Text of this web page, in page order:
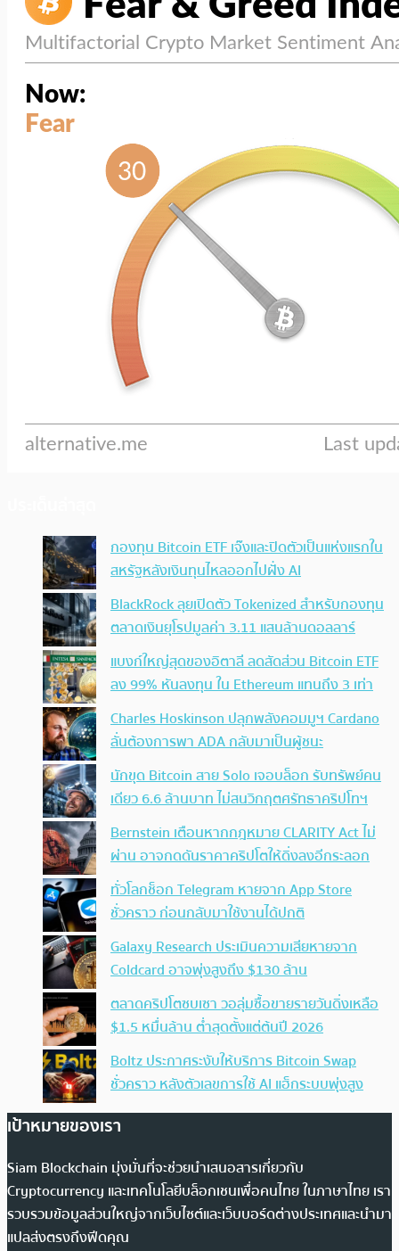
กองทุน Bitcoin ETF เจ๊งและปิดตัวเป็นแห่งแรกใน
สหรัฐหลังเงินทุนไหลออกไปฝั่ง AI
BlackRock ลุยเปิดตัว Tokenized สำหรับกองทุน
ตลาดเงินยุโรปมูลค่า 3.11 แสนล้านดอลลาร์
แบงก์ใหญ่สุดของอิตาลี ลดสัดส่วน Bitcoin ETF
ลง 99% หันลงทุน ใน Ethereum แทนถึง 3 เท่า
Charles Hoskinson ปลุกพลังคอมมูฯ Cardano
ลั่นต้องการพา ADA กลับมาเป็นผู้ชนะ
นักขุด Bitcoin สาย Solo เจอบล็อก รับทรัพย์คน
เดียว 6.6 ล้านบาท ไม่สนวิกฤตศรัทธาคริปโทฯ
Bernstein เตือนหากกฎหมาย CLARITY Act ไม่
ผ่าน อาจกดดันราคาคริปโตให้ดิ่งลงอีกระลอก
ทั่วโลกช็อก Telegram หายจาก App Store
ชั่วคราว ก่อนกลับมาใช้งานได้ปกติ
Galaxy Research ประเมินความเสียหายจาก
Coldcard อาจพุ่งสูงถึง $130 ล้าน
ตลาดคริปโตซบเซา วอลุ่มซื้อขายรายวันดิ่งเหลือ
$1.5 หมื่นล้าน ต่ำสุดตั้งแต่ต้นปี 2026
Boltz ประกาศระงับให้บริการ Bitcoin Swap
ชั่วคราว หลังตัวเลขการใช้ AI แฮ็กระบบพุ่งสูง
เป้าหมายของเรา
Siam Blockchain มุ่งมั่นที่จะช่วยนำเสนอสารเกี่ยวกับ
Cryptocurrency และเทคโนโลยีบล็อกเชนเพื่อคนไทย ในภาษาไทย เรา
รวบรวมข้อมูลส่วนใหญ่จากเว็บไซต์และเว็บบอร์ดต่างประเทศและนำมา
แปลส่งตรงถึงฟีดคุณ